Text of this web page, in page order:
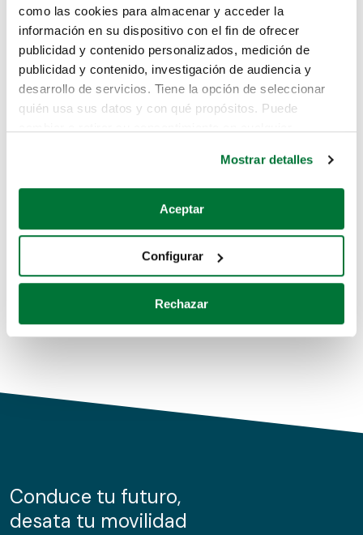
como las cookies para almacenar y acceder la
información en su dispositivo con el fin de ofrecer
publicidad y contenido personalizados, medición de
publicidad y contenido, investigación de audiencia y
desarrollo de servicios. Tiene la opción de seleccionar
quién usa sus datos y con qué propósitos. Puede
Si lo permite, también quisiéramos:
Recopilar información sobre su ubicación geográfica
Identificar su dispositivo analizándolo activamente
para buscar características específicas (huellas
Obtenga más información sobre cómo se procesan sus
de cookies.
información sobre el uso que haga del sitio web con
nuestros partners de redes sociales, publicidad y análisis
Mostrar detalles
Aceptar
Configurar
Rechazar
Lo sentimos, no sabemos como
te hemos traido hasta aquí.
Pero puedes encontrar el coche que estás
buscando en alguno de estos enlaces:
Coches de segunda mano
Coches de km0
Conduce tu futuro,
desata tu movilidad